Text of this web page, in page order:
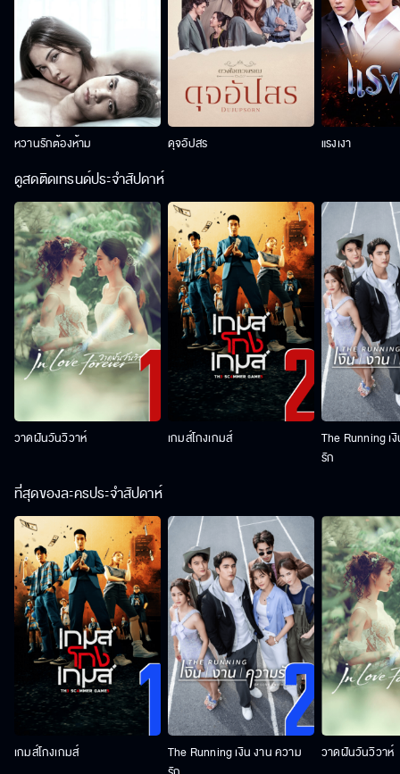
หวานรักต้องห้าม ดุจอัปสร แรงเงา
ดูสดติดเทรนด์ประจำสัปดาห์
วาดฝันวันวิวาห์ เกมส์โกงเกมส์
The Running เ
รัก
ที่สุดของละครประจำสัปดาห์
เกมส์โกงเกมส์
The Running เงิน งาน ความ
วาดฝันวันวิวาห์